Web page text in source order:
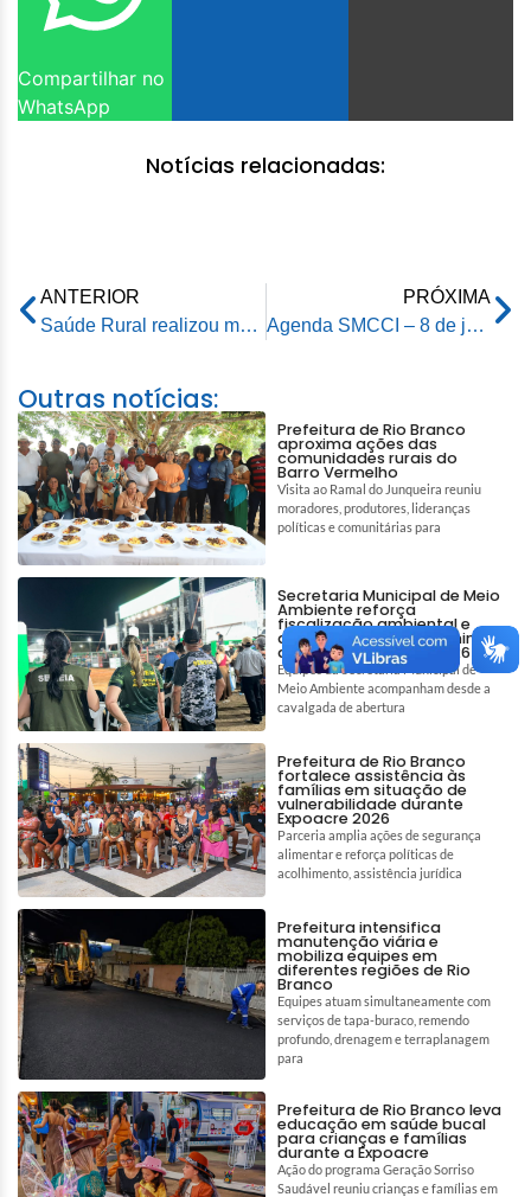
Compartilhar no
WhatsApp
Notícias relacionadas:
ANTERIOR
Saúde Rural realizou mais de 3 mil procedimentos durante ação no km 19 da Estrada de Porto Acre
PRÓXIMA
Agenda SMCCI – 8 de junho de 2026
Outras notícias:
Prefeitura de Rio Branco
aproxima ações das
comunidades rurais do
Barro Vermelho
Visita ao Ramal do Junqueira reuniu
moradores, produtores, lideranças
políticas e comunitárias para
Secretaria Municipal de Meio
Ambiente reforça
fiscalização ambiental e
ações de bem-estar animal
durante a Expoacre 2026
Equipes da Secretaria Municipal de
Meio Ambiente acompanham desde a
cavalgada de abertura
Prefeitura de Rio Branco
fortalece assistência às
famílias em situação de
vulnerabilidade durante
Expoacre 2026
Parceria amplia ações de segurança
alimentar e reforça políticas de
acolhimento, assistência jurídica
Prefeitura intensifica
manutenção viária e
mobiliza equipes em
diferentes regiões de Rio
Branco
Equipes atuam simultaneamente com
serviços de tapa-buraco, remendo
profundo, drenagem e terraplanagem
para
Prefeitura de Rio Branco leva
educação em saúde bucal
para crianças e famílias
durante a Expoacre
Ação do programa Geração Sorriso
Saudável reuniu crianças e famílias em